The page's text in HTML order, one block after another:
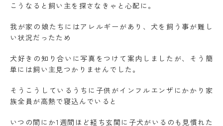
こうなると飼い主を探さなきゃと心配に。
我が家の娘たちにはアレルギーがあり、犬を飼う事が難し
い状況だったため
犬好きの知り合いに写真をつけて案内しましたが、そう簡
単には飼い主見つかりませんでした。
そうこうしているうちに子供がインフルエンザにかかり家
族全員が高熱で寝込んでいると
いつの間にか1週間ほど経ち玄関に子犬がいるのも見慣れた